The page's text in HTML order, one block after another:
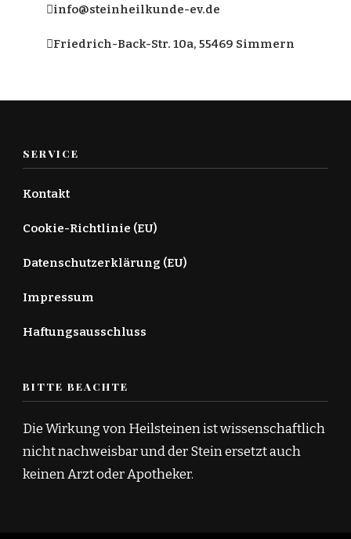
info@steinheilkunde-ev.de
Friedrich-Back-Str. 10a, 55469 Simmern
SERVICE
Kontakt
Cookie-Richtlinie (EU)
Datenschutzerklärung (EU)
Impressum
Haftungsausschluss
BITTE BEACHTE
Die Wirkung von Heilsteinen ist wissenschaftlich
nicht nachweisbar und der Stein ersetzt auch
keinen Arzt oder Apotheker.